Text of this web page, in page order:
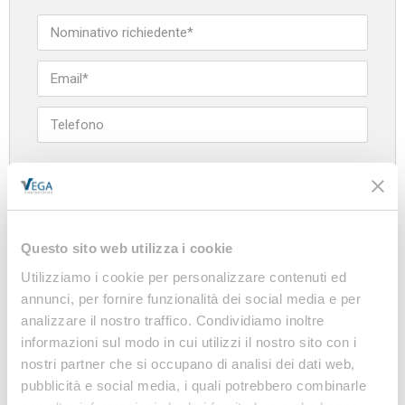
Questo sito web utilizza i cookie
Utilizziamo i cookie per personalizzare contenuti ed
annunci, per fornire funzionalità dei social media e per
analizzare il nostro traffico. Condividiamo inoltre
informazioni sul modo in cui utilizzi il nostro sito con i
nostri partner che si occupano di analisi dei dati web,
pubblicità e social media, i quali potrebbero combinarle
Azienda